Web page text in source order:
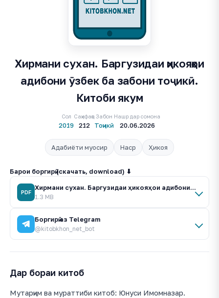
Барои боргирӣ (скачать, download) ⬇
PDF
Хирмани сухан. Баргузидаи ҳикояҳои адибони ӯзбек ба забони тоҷикӣ. Китоби якум.pdf
1.3 MB
Боргирӣ аз Telegram
@kitobkhon_net_bot
Хирмани сухан. Баргузидаи ҳикояҳои
адибони ӯзбек ба забони тоҷикӣ.
Китоби якум
Сол
2019
Саҳифаҳо
212
Забон
Тоҷикӣ
Нашр дар сомона
20.06.2026
Адабиёти муосир Наср Ҳикоя
Дар бораи китоб
Мутарҷим ва мураттиби китоб: Юнуси Имомназар.